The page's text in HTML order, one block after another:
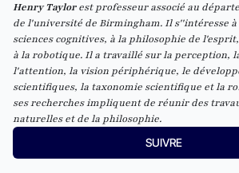
Henry Taylorest professeur associé au
de l'université de Birmingham. Il s''intéresse
sciences cognitives, à la philosophie de
à la robotique. Il a travaillé sur la perception,
l'attention, la vision périphérique, le
scientifiques, la taxonomie scientifique et la
ses recherches impliquent de réunir des
naturelles et de la philosophie.
SUIVRE